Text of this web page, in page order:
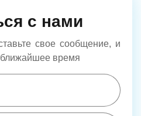
с нами
свое сообщение, и
время